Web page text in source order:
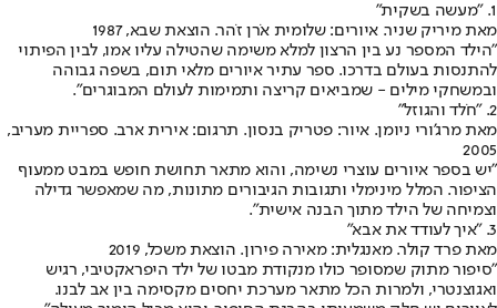
1. "מעשה בשקית"
מאת מיריק שניר. איורים: שלומית אֹרן זֹהר. הוצאת שבא, 1987
"הילד המספר נע בין הרצון למלא משימה שהטילה עליו אמו, לבין הפיתוי
להתנסות בעולם בדרכו. ספר עתיר איורים מלאי תום, בשפה גבוהה
ובמשחקי מילים - שמביאים קריצה ותמימות לעולם המבוגרים".
2. "חֹלד והגוזל"
מאת מרג'ורי ניומן. איור: פטריק בנסון. תרגום: אירית ארב. ספריית מעריב,
2005
"יש בספר איורים עוצרי נשימה, והוא מתאר תחושת חופש במבט ממעוף
הציפור. המלל מינימלי ותגובות הגיבורים מתונות, מה שמאפשר גדילה
וצמיחה של הילד מתוך הבנה אישית".
3. "איך לעודד את אבא"
מאת פרד קולר. מאנגלית: מאירה פירון. הוצאת משכל, 2019
"סיפור מתוק שמסופר כולו מנקודת מבטו של ילד היפראקטיבי, רגיש
ואגוצנטרי, ולמרות הכל מתאר מערכת יחסים מקסימה בין אב לבנו.